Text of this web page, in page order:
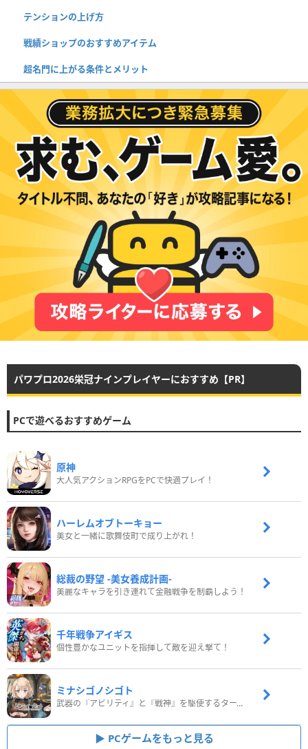
テンションの上げ方
戦績ショップのおすすめアイテム
超名門に上がる条件とメリット
パワプロ2026栄冠ナインプレイヤーにおすすめ【PR】
PCで遊べるおすすめゲーム
原神
大人気アクションRPGをPCで快適プレイ！
ハーレムオブトーキョー
美女と一緒に歌舞伎町で成り上がれ！
総裁の野望 -美女養成計画-
美麗なキャラを引き連れて金融戦争を制覇しよう！
千年戦争アイギス
個性豊かなユニットを指揮して敵を迎え撃て！
ミナシゴノシゴト
武器の『アビリティ』と『戦神』を駆使するターン制コマンドバトルRPG！
PCゲームをもっと見る